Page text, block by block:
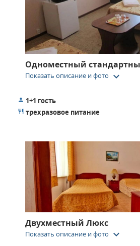
Одноместный
Показать описание и фото keyboard_arrow_down
1+1 гость
трехразовое питание
Двухместный Люкс
Показать описание и фото keyboard_arrow_down